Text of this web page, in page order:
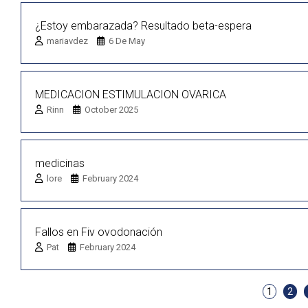
¿Estoy embarazada? Resultado beta-espera
mariavdez 6 De May
MEDICACION ESTIMULACION OVARICA
Rinn October 2025
medicinas
lore February 2024
Fallos en Fiv ovodonación
Pat February 2024
1 2